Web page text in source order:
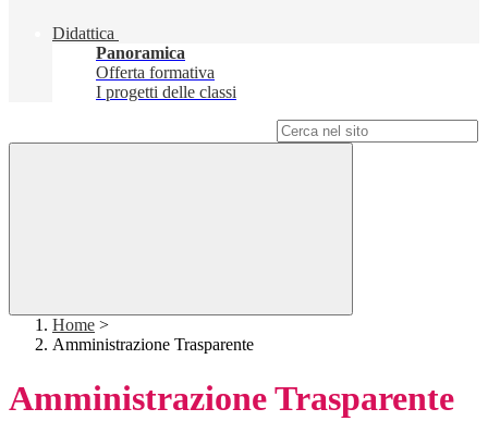
Didattica
Panoramica
Offerta formativa
I progetti delle classi
Home >
Amministrazione Trasparente
Amministrazione Trasparente